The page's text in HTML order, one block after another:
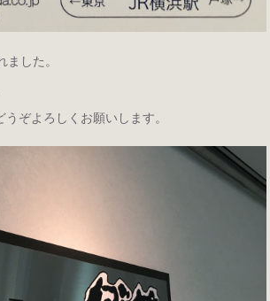
した。
ぞよろしくお願いします。